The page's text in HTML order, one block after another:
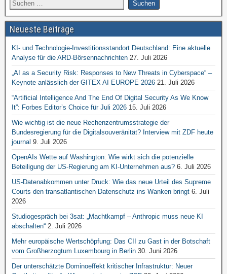
Neueste Beiträge
KI- und Technologie-Investitionsstandort Deutschland: Eine aktuelle
Analyse für die ARD-Börsennachrichten 27. Juli 2026
„AI as a Security Risk: Responses to New Threats in Cyberspace“ –
Keynote anlässlich der GITEX AI EUROPE 2026 21. Juli 2026
“Artificial Intelligence And The End Of Digital Security As We Know
It”: Forbes Editor’s Choice für Juli 2026 15. Juli 2026
Wie wichtig ist die neue Rechenzentrumsstrategie der
Bundesregierung für die Digitalsouveränität? Interview mit ZDF heute
journal 9. Juli 2026
OpenAIs Wette auf Washington: Wie wirkt sich die potenzielle
Beteiligung der US-Regierung am KI-Unternehmen aus? 6. Juli 2026
US-Datenabkommen unter Druck: Wie das neue Urteil des Supreme
Courts den transatlantischen Datenschutz ins Wanken bringt 6. Juli
2026
Studiogespräch bei 3sat: „Machtkampf – Anthropic muss neue KI
abschalten“ 2. Juli 2026
Mehr europäische Wertschöpfung: Das CII zu Gast in der Botschaft
vom Großherzogtum Luxembourg in Berlin 30. Juni 2026
Der unterschätzte Dominoeffekt kritischer Infrastruktur: Neuer